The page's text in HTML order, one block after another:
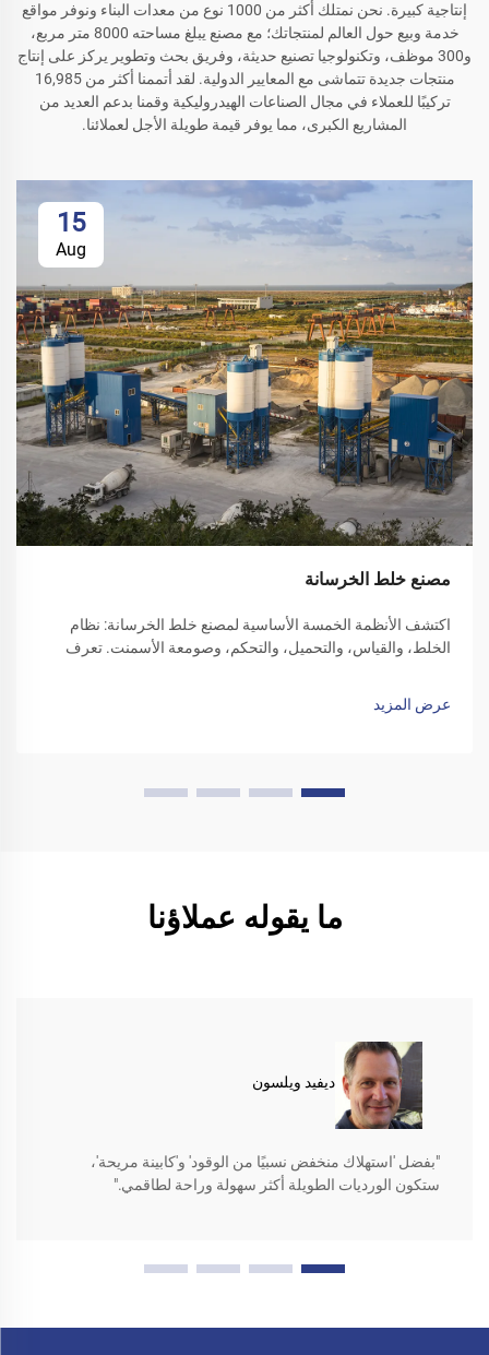
إنتاجية كبيرة. نحن نمتلك أكثر من 1000 نوع من معدات البناء ونوفر مواقع
خدمة وبيع حول العالم لمنتجاتك؛ مع مصنع يبلغ مساحته 8000 متر مربع،
و300 موظف، وتكنولوجيا تصنيع حديثة، وفريق بحث وتطوير يركز على إنتاج
منتجات جديدة تتماشى مع المعايير الدولية. لقد أتممنا أكثر من 16,985
تركيبًا للعملاء في مجال الصناعات الهيدروليكية وقمنا بدعم العديد من
المشاريع الكبرى، مما يوفر قيمة طويلة الأجل لعملائنا.
15
Aug
مصنع خلط الخرسانة
اكتشف الأنظمة الخمسة الأساسية لمصنع خلط الخرسانة: نظام
الخلط، والقياس، والتحميل، والتحكم، وصومعة الأسمنت. تعرف
عرض المزيد
ما يقوله عملاؤنا
ديفيد ويلسون
"بفضل 'استهلاك منخفض نسبيًا من الوقود' و'كابينة مريحة'،
ستكون الورديات الطويلة أكثر سهولة وراحة لطاقمي."